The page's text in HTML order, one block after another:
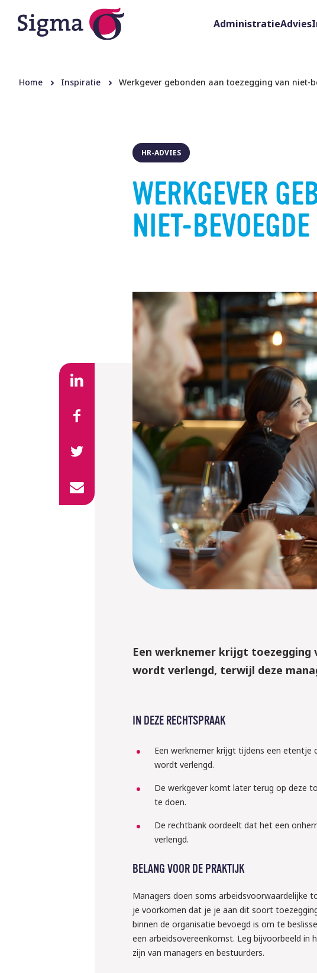
AdministratieAdvies
Home Inspiratie Werkgever gebonden aan toezegging van niet-
HR-ADVIES
WERKGEVER
NIET-
Een werknemer krijgt
wordt verlengd, terwijl deze
IN DEZE RECHTSPRAAK
Een werknemer krijgt tijdens een etentje
wordt verlengd.
De werkgever komt later terug op deze
te doen.
De rechtbank oordeelt dat het een
verlengd.
BELANG VOOR DE PRAKTIJK
Managers doen soms arbeidsvoorwaardelijke
je voorkomen dat je je aan dit soort
binnen de organisatie bevoegd is om te
een arbeidsovereenkomst. Leg bijvoorbeeld in
zijn van managers en bestuurders.
Liesbeth en Rens vertellen wat je
10 september 2026
Webinar: ‘WTTA:
klaar voor de
regels rondom het
krachten?